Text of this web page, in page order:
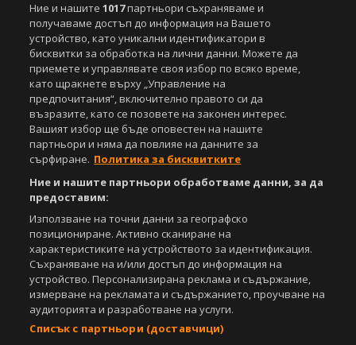
Ние и нашите1017партньори съхраняваме и
получаваме достъп до информация на Вашето
устройство, като уникални идентификатори в
бисквитки за обработка на лични данни. Можете да
приемете и управлявате своя избор по всяко време,
като щракнете върху „Управление на
предпочитания“, включително правото си да
възразите, като се позовете на законен интерес.
Вашият избор ще бъде оповестен на нашите
партньори и няма да повлияе на данните за
сърфиране. Политика за бисквитките
Ние и нашите партньори обработваме данни, за да
предоставим:
Използване на точни данни за географско
позициониране. Активно сканиране на
характеристиките на устройството за идентификация.
Съхраняване на и/или достъп до информация на
устройство. Персонализирана реклама и съдържание,
измерване на рекламата и съдържанието, проучване на
аудиторията и разработване на услуги.
Списък с партньори (доставчици)